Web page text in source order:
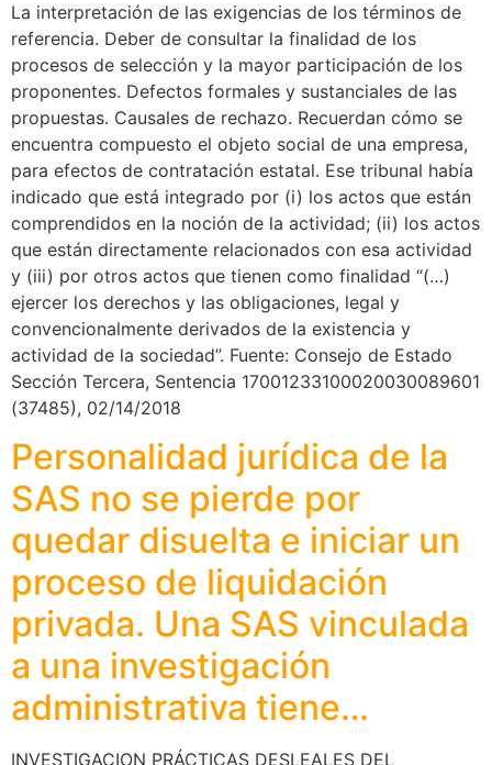
La interpretación de las exigencias de los términos de
referencia. Deber de consultar la finalidad de los
procesos de selección y la mayor participación de los
proponentes. Defectos formales y sustanciales de las
propuestas. Causales de rechazo. Recuerdan cómo se
encuentra compuesto el objeto social de una empresa,
para efectos de contratación estatal. Ese tribunal había
indicado que está integrado por (i) los actos que están
comprendidos en la noción de la actividad; (ii) los actos
que están directamente relacionados con esa actividad
y (iii) por otros actos que tienen como finalidad “(…)
ejercer los derechos y las obligaciones, legal y
convencionalmente derivados de la existencia y
actividad de la sociedad”. Fuente: Consejo de Estado
Sección Tercera, Sentencia 17001233100020030089601
(37485), 02/14/2018
Personalidad jurídica de la
SAS no se pierde por
quedar disuelta e iniciar un
proceso de liquidación
privada. Una SAS vinculada
a una investigación
administrativa tiene…
INVESTIGACION PRÁCTICAS DESLEALES DEL